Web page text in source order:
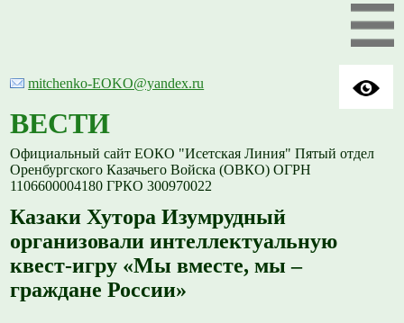
mitchenko-EOKO@yandex.ru
ВЕСТИ
Официальный сайт ЕОКО "Исетская Линия" Пятый отдел
Оренбургского Казачьего Войска (ОВКО) ОГРН
1106600004180 ГРКО 300970022
Казаки Хутора Изумрудный
организовали интеллектуальную
квест-игру «Мы вместе, мы –
граждане России»